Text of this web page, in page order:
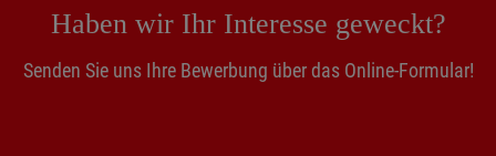
Haben wir Ihr Interesse geweckt?
Senden Sie uns Ihre Bewerbung über das Online-Formular!